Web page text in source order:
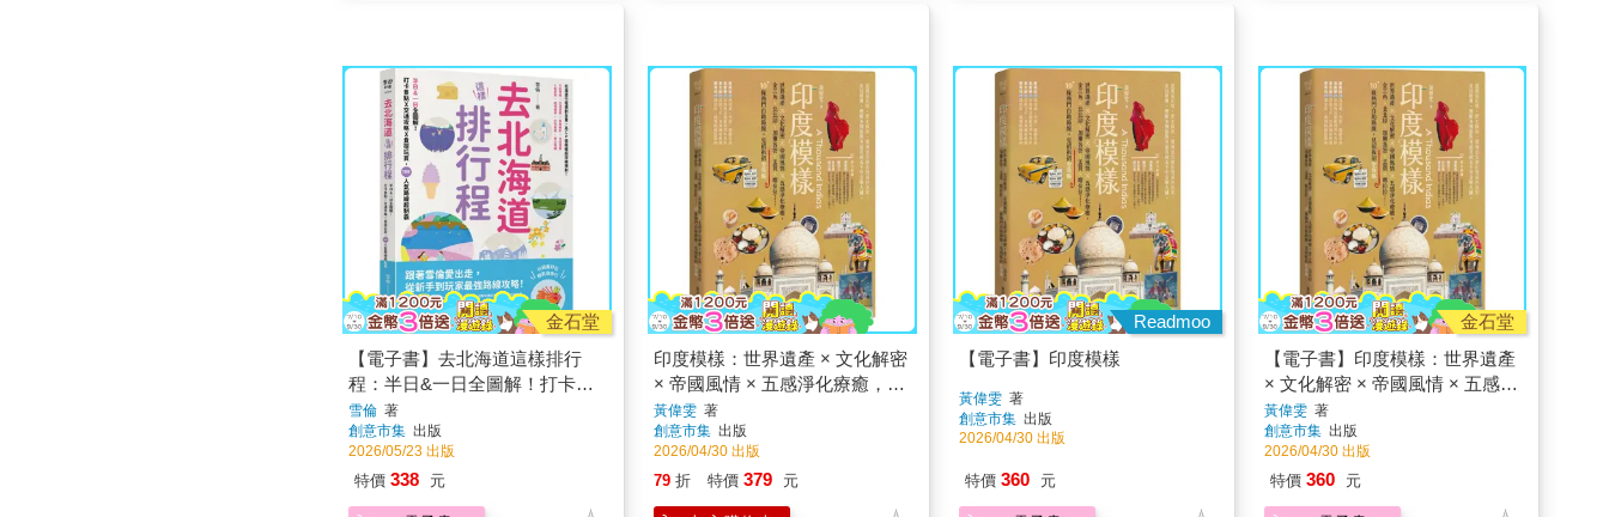
金石堂
【電子書】去北海道這樣排行
程：半日&一日全圖解！打卡景
點X交通攻略X食宿玩買，
100+人氣路線超制霸
雪倫 著
創意市集 出版
2026/05/23 出版
特價 338 元
印度模樣：世界遺產 × 文化解密
× 帝國風情 × 五感淨化療癒，金
三角、北北印、加爾各答、孟
買、喀拉拉……10+條熱門自助
路線，見招拆招全攻略
黃偉雯著
創意市集 出版
2026/04/30 出版
79 折 特價 379 元
Readmoo
【電子書】印度模樣
黃偉雯著
創意市集 出版
2026/04/30 出版
特價 360 元
金石堂
【電子書】印度模樣：世界遺產
× 文化解密 × 帝國風情 × 五感淨
化療癒，金三角、北北印、加爾
各答、孟買、喀拉拉……10+條
熱門自助路線，見招拆招全攻略
黃偉雯著
創意市集 出版
2026/04/30 出版
特價 360 元